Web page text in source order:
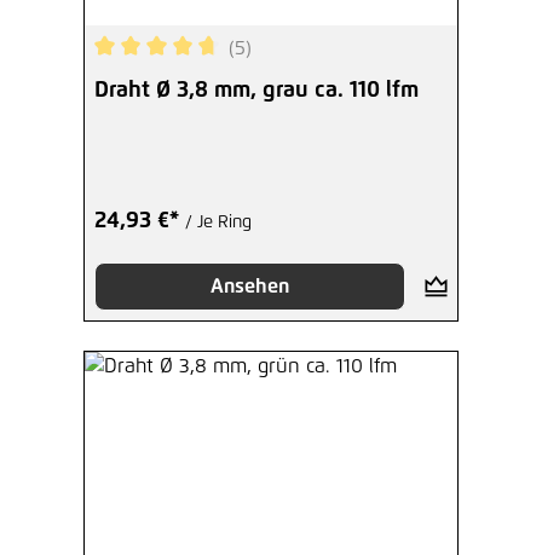
Durchschnittliche Bewertung von 4.8 von 5
(5)
Draht Ø 3,8 mm, grau ca. 110 lfm
24,93 €* / Je Ring
Ansehen